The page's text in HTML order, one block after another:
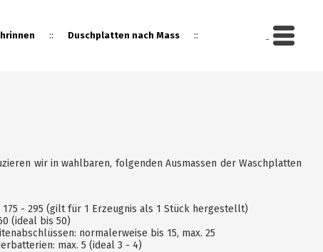
wir in wahlbaren, folgenden Ausmassen der Waschplatten
- 295 (gilt für 1 Erzeugnis als 1 Stück hergestellt)
(ideal bis 50)
normalerweise bis 15, max. 25
max. 5 (ideal 3 - 4)
:: Duschplatten nach Mass ::